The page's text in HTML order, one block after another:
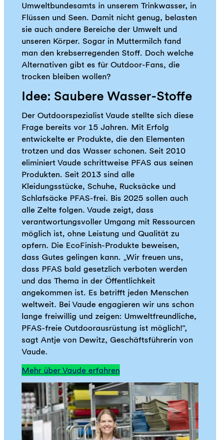
Umweltbundesamts in unserem Trinkwasser, in
Flüssen und Seen. Damit nicht genug, belasten
sie auch andere Bereiche der Umwelt und
unseren Körper. Sogar in Muttermilch fand
man den krebserregenden Stoff. Doch welche
Alternativen gibt es für Outdoor-Fans, die
trocken bleiben wollen?
Idee: Saubere Wasser-Stoffe
Der Outdoorspezialist Vaude stellte sich diese
Frage bereits vor 15 Jahren. Mit Erfolg
entwickelte er Produkte, die den Elementen
trotzen und das Wasser schonen. Seit 2010
eliminiert Vaude schrittweise PFAS aus seinen
Produkten. Seit 2013 sind alle
Kleidungsstücke, Schuhe, Rucksäcke und
Schlafsäcke PFAS-frei. Bis 2025 sollen auch
alle Zelte folgen. Vaude zeigt, dass
verantwortungsvoller Umgang mit Ressourcen
möglich ist, ohne Leistung und Qualität zu
opfern. Die EcoFinish-Produkte beweisen,
dass Gutes gelingen kann. „Wir freuen uns,
dass PFAS bald gesetzlich verboten werden
und das Thema in der Öffentlichkeit
angekommen ist. Es betrifft jeden Menschen
weltweit. Bei Vaude engagieren wir uns schon
lange freiwillig und zeigen: Umweltfreundliche,
PFAS-freie Outdoorausrüstung ist möglich!“,
sagt Antje von Dewitz, Geschäftsführerin von
Vaude.
Mehr über Vaude erfahren